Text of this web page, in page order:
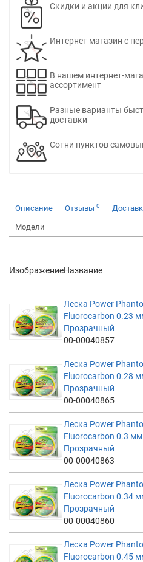
Скидки и акции для
Интернет магазин с
В нашем интернет-
ассортимент
Разные варианты
доставки
Сотни пунктов
Описание Отзывы 0
Модели
ИзображениеНазвание
Леска Power
Fluorocarbon 0.23
Прозрачный
00-00040857
Леска Power
Fluorocarbon 0.28
Прозрачный
00-00040865
Леска Power
Fluorocarbon 0.3
Прозрачный
00-00040863
Леска Power
Fluorocarbon 0.34
Прозрачный
00-00040860
Леска Power
Fluorocarbon 0.45